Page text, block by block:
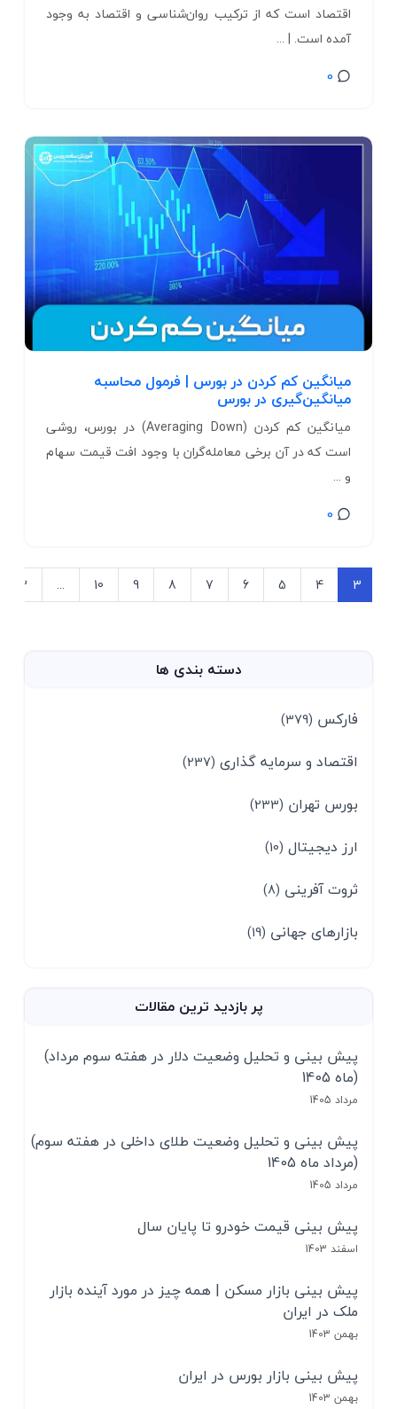
اقتصاد است که از ترکیب روان‌شناسی و اقتصاد به وجود
آمده است. | ...
0
میانگین کم کردن در بورس |‌ فرمول محاسبه
میانگین‌گیری در بورس
میانگین کم کردن (Averaging Down) در بورس، روشی
است که در آن برخی معامله‌گران با وجود افت قیمت سهام
و ...
0
3
4
5
6
7
8
9
10
...
43
دسته بندی ها
فارکس (379)
اقتصاد و سرمایه گذاری (237)
بورس تهران (233)
ارز دیجیتال (10)
ثروت آفرینی (8)
بازارهای جهانی (19)
پر بازدید ترین مقالات
(پیش بینی و تحلیل وضعیت دلار در هفته سوم مرداد
ماه 1405)
مرداد 1405
(پیش بینی و تحلیل وضعیت طلای داخلی در هفته سوم
مرداد ماه 1405)
مرداد 1405
پیش بینی قیمت خودرو تا پایان سال
اسفند 1403
پیش بینی بازار مسکن | همه چیز در مورد آینده بازار
ملک در ایران
بهمن 1403
پیش بینی بازار بورس در ایران
بهمن 1403